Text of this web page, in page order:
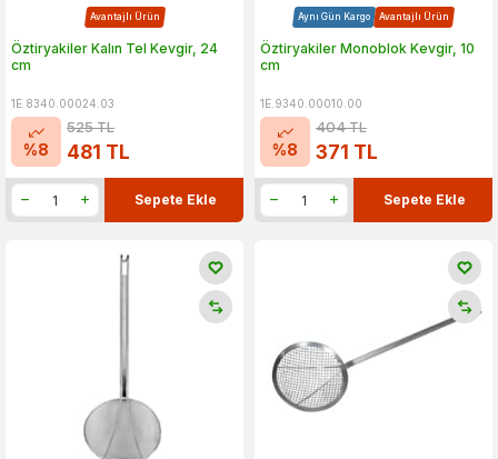
Avantajlı Ürün
Öztiryakiler Kalın Tel Kevgir, 24
cm
1E.8340.00024.03
%8
525TL
481 TL
Sepete Ekle
Aynı Gün Kargo Avantajlı Ürün
Öztiryakiler Monoblok Kevgir, 10
cm
1E.9340.00010.00
%8
404TL
371 TL
Sepete Ekle